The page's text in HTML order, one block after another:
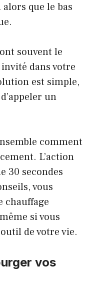
que le bas
souvent le
invité dans votre
est simple,
un
comment
L’action
30 secondes
vous
chauffage
si vous
de votre vie.
vos